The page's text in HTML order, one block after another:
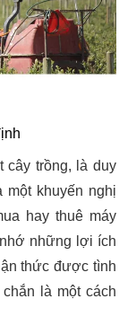
cây trồng, là duy
một khuyến nghị
hay thuê máy
những lợi ích
thức được tình
là một cách